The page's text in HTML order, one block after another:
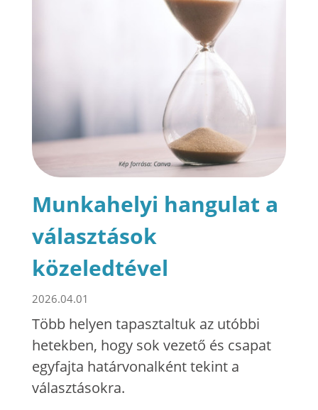
Munkahelyi hangulat a
választások
közeledtével
2026.04.01
Több helyen tapasztaltuk az utóbbi
hetekben, hogy sok vezető és csapat
egyfajta határvonalként tekint a
választásokra.